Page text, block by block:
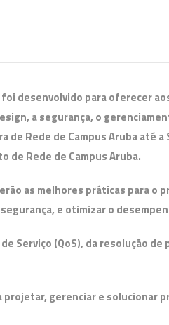
desenvolvido para oferecer
a segurança, o
Rede de Campus Aruba até a
Rede de Campus Aruba.
as melhores práticas para o
e otimizar o
Serviço (QoS), da resolução
gerenciar e solucionar